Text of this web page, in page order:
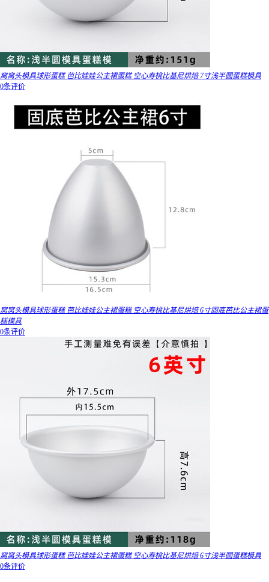
窝窝头模具球形蛋糕 芭比娃娃公主裙蛋糕 空心寿桃比基尼烘焙 7寸浅半圆蛋糕模具
0条评价
窝窝头模具球形蛋糕 芭比娃娃公主裙蛋糕 空心寿桃比基尼烘焙 6寸固底芭比公主裙蛋
糕模具
0条评价
窝窝头模具球形蛋糕 芭比娃娃公主裙蛋糕 空心寿桃比基尼烘焙 6寸浅半圆蛋糕模具
0条评价